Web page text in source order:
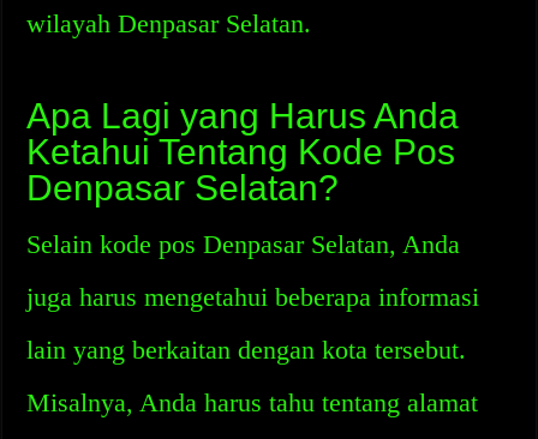
wilayah Denpasar Selatan.
Apa Lagi yang Harus Anda
Ketahui Tentang Kode Pos
Denpasar Selatan?
Selain kode pos Denpasar Selatan, Anda
juga harus mengetahui beberapa informasi
lain yang berkaitan dengan kota tersebut.
Misalnya, Anda harus tahu tentang alamat